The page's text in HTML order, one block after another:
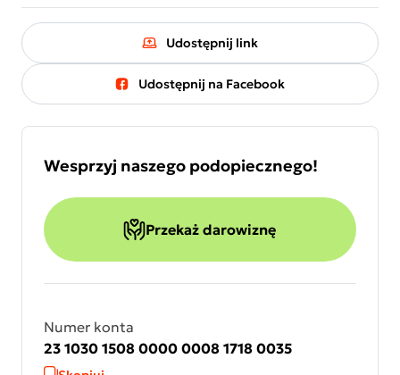
Udostępnij link
Udostępnij na Facebook
Wesprzyj naszego podopiecznego!
Przekaż darowiznę
Numer konta
23 1030 1508 0000 0008 1718 0035